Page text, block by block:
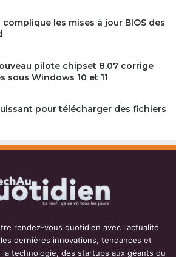
les mises à jour BIOS des
pilote chipset 8.07 corrige
sous Windows 10 et 11
pour télécharger des fichiers
rendez-vous quotidien avec l'actualité
dernières innovations, tendances et
la technologie, des startups aux géants du